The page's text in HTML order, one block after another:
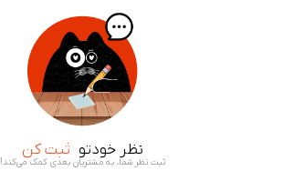
نظر خودتو ثبت کن
ثبت نظر شما، به مشتریان بعدی کمک می‌کند!